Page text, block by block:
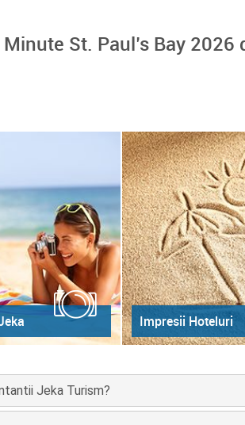
St. Paul’s Bay 2026
Impresii Hoteluri
Jeka Turism?